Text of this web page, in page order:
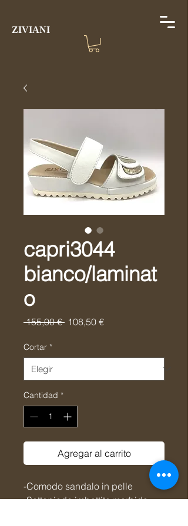
ZIVIANI
capri3044
bianco/laminat
o
155,00 € Precio
108,50 €Precio
Cortar *
Cantidad *
Agregar al carrito
-Comodo sandalo in pelle
-Sottopiede imbottito morbido